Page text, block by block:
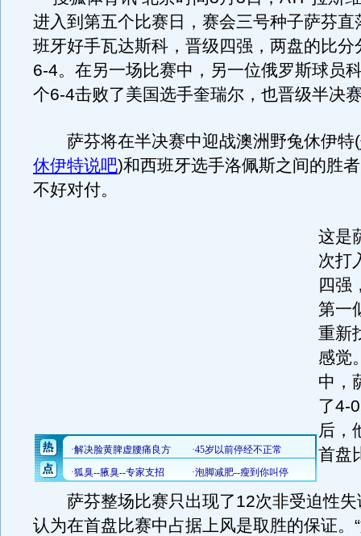
进入到第五个比赛日，赛会三号种子萨芬直
班牙好手瓦达斯科，晋级四强，两盘的比分
6-4。在另一场比赛中，另一位俄罗斯球员
个6-4击败了美国选手奎瑞尔，也晋级半决
萨芬将在半决赛中迎战澳洲野兔休伊特(
休伊特说吧)和西班牙选手洛佩斯之间的胜
不好对付。
这是
次打
四强
第一
重新
感觉
中，
了4-
后，
首盘
萨芬整场比赛只出现了12次非受迫性失
认为在首盘比赛中占据上风是取胜的保证。